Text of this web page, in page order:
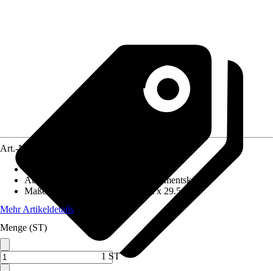
Art.-Nr.
Ausführung
Kleinteilmagazin, Sortimentskasten
Maße (BxHxT)
39.5 cm x 21 cm x 29.5 cm
Mehr Artikeldetails
Menge (ST)
1 ST